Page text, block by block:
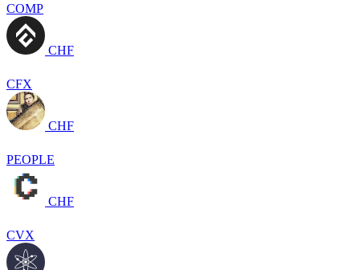
COMP
CHF
CFX
CHF
PEOPLE
CHF
CVX